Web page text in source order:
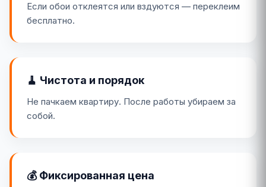
Если обои отклеятся или вздуются — переклеим
бесплатно.
🧹 Чистота и порядок
Не пачкаем квартиру. После работы убираем за
собой.
💰 Фиксированная цена